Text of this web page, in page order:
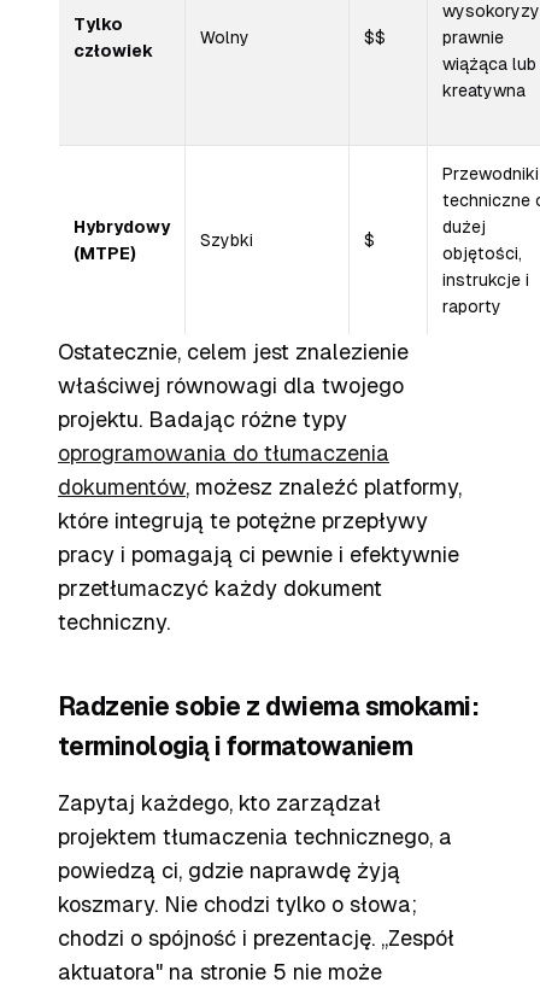
Tylko
człowiek
Wolny $$
prawnie
wiążąca lub
kreatywna
Hybrydowy
(MTPE)
Szybki $
Przewodniki
techniczne
dużej
objętości,
instrukcje i
raporty
Ostatecznie, celem jest znalezienie
właściwej równowagi dla twojego
projektu. Badając różne typy
oprogramowania do tłumaczenia
dokumentów, możesz znaleźć platformy,
które integrują te potężne przepływy
pracy i pomagają ci pewnie i efektywnie
przetłumaczyć każdy dokument
techniczny.
Radzenie sobie z dwiema smokami:
terminologią i formatowaniem
Zapytaj każdego, kto zarządzał
projektem tłumaczenia technicznego, a
powiedzą ci, gdzie naprawdę żyją
koszmary. Nie chodzi tylko o słowa;
chodzi o spójność i prezentację. „Zespół
aktuatora" na stronie 5 nie może